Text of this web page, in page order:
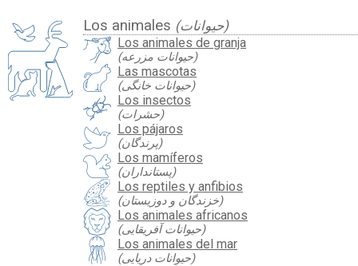
Los animales (حیوانات)
Los animales de granja
(حیوانات مزرعه)
Las mascotas
(حیوانات خانگی)
Los insectos
(حشرات)
Los pájaros
(پرندگان)
Los mamíferos
(پستانداران)
Los reptiles y anfibios
(خزندگان و دوزیستان)
Los animales africanos
(حیوانات آفریقایی)
Los animales del mar
(حیوانات دریایی)